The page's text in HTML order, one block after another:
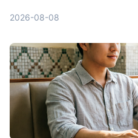
2026-08-08